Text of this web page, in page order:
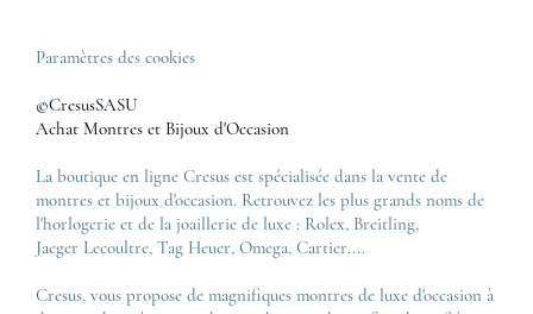
Paramètres des cookies
©CresusSASU
Achat Montres et Bijoux d'Occasion
La boutique en ligne Cresus est spécialisée dans la vente de
montres et bijoux d'occasion. Retrouvez les plus grands noms de
l'horlogerie et de la joaillerie de luxe : Rolex, Breitling,
Jaeger Lecoultre, Tag Heuer, Omega, Cartier....
Cresus, vous propose de magnifiques montres de luxe d'occasion à